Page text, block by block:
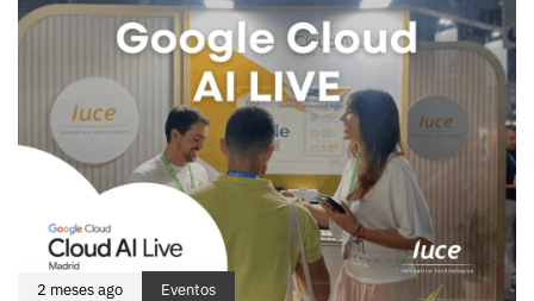
2 meses ago Eventos